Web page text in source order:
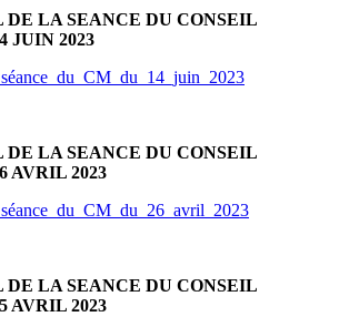
DE LA SEANCE DU CONSEIL
JUIN 2023
DE LA SEANCE DU CONSEIL
AVRIL 2023
DE LA SEANCE DU CONSEIL
AVRIL 2023